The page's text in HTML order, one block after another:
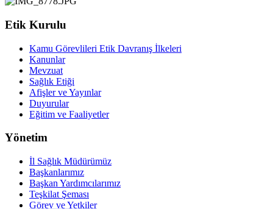
Etik Kurulu
Kamu Görevlileri Etik Davranış İlkeleri
Kanunlar
Mevzuat
Sağlık Etiği
Afişler ve Yayınlar
Duyurular
Eğitim ve Faaliyetler
Yönetim
İl Sağlık Müdürümüz
Başkanlarımız
Başkan Yardımcılarımız
Teşkilat Şeması
Görev ve Yetkiler